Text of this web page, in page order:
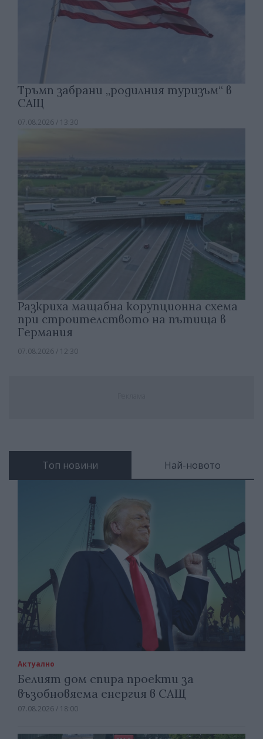
Тръмп забрани „родилния туризъм“ в
САЩ
07.08.2026 / 13:30
Разкриха мащабна корупционна схема
при строителството на пътища в
Германия
07.08.2026 / 12:30
Топ новини Най-новото
Актуално
Белият дом спира проекти за
възобновяема енергия в САЩ
07.08.2026 / 18:00